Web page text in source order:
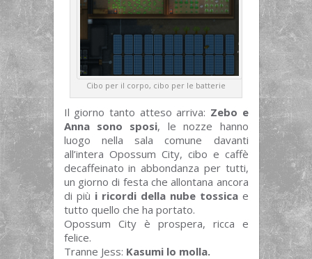
Cibo per il corpo, cibo per le batterie
Il giorno tanto atteso arriva: Zebo e
Anna sono sposi, le nozze hanno
luogo nella sala comune davanti
all’intera Opossum City, cibo e caffè
decaffeinato in abbondanza per tutti,
un giorno di festa che allontana ancora
di più i ricordi della nube tossicae
tutto quello che ha portato.
Opossum City è prospera, ricca e
felice.
Tranne Jess: Kasumi lo molla.